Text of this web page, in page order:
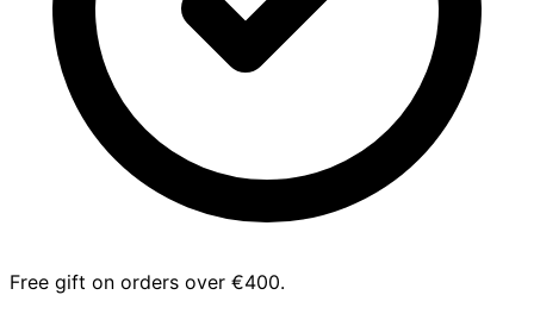
Free gift on orders over €400.